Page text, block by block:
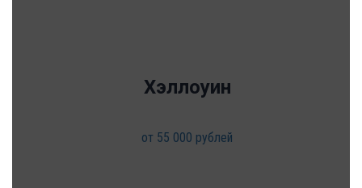
Хэллоуин
от 55 000 рублей